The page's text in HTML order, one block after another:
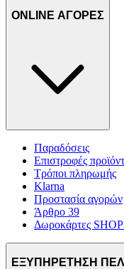
ONLINE ΑΓΟΡΕΣ
Παραδόσεις
Επιστροφές
Τρόποι πληρωμής
Klarna
Προστασία αγορών
Άρθρο 39
Δωροκάρτες
ΕΞΥΠΗΡΕΤΗΣΗ